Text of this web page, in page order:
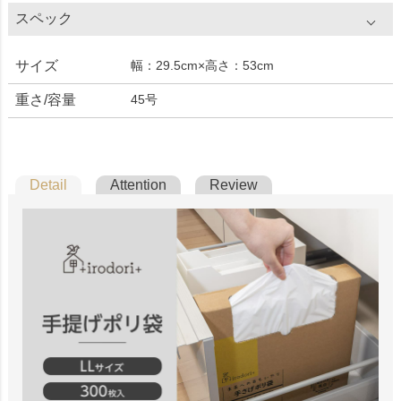
スペック
サイズ 幅：29.5cm×高さ：53cm
重さ/容量 45号
Detail Attention Review